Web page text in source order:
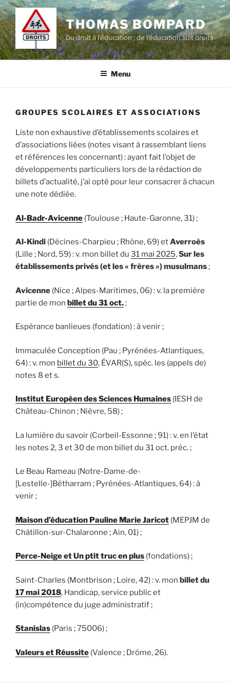
Aller
au
contenu
principal
THOMAS BOMPARD
Du droit à l’éducation ; de l'éducation aux droits
Menu
GROUPES SCOLAIRES ET ASSOCIATIONS
Liste non exhaustive d’établissements scolaires et
d’associations liées (notes visant à rassemblant liens
et références les concernant) : ayant fait l’objet de
développements particuliers lors de la rédaction de
billets d’actualité, j’ai opté pour leur consacrer à chacun
une note dédiée.
Al-Badr-Avicenne (Toulouse ; Haute-Garonne, 31) ;
Al-Kindi (Décines-Charpieu ; Rhône, 69) etAverroès
(Lille ; Nord, 59) : v. mon billet du 31 mai 2025,Sur les
établissements privés (et les « frères ») musulmans;
Avicenne (Nice ; Alpes-Maritimes, 06) : v. la première
partie de mon billet du 31 oct.;
Espérance banlieues (fondation) : à venir ;
Immaculée Conception (Pau ; Pyrénées-Atlantiques,
64) : v. mon billet du 30, ÉVAR(S), spéc. les (appels de)
notes 8 et s.
Institut Européen des Sciences Humaines (IESH de
Château-Chinon ; Nièvre, 58) ;
La lumière du savoir (Corbeil-Essonne ; 91) : v. en l’état
les notes 2, 3 et 30 de mon billet du 31 oct. préc. ;
Le Beau Rameau (Notre-Dame-de-
[Lestelle-]Bétharram ; Pyrénées-Atlantiques, 64) : à
venir ;
Maison d’éducation Pauline Marie Jaricot (MEPJM de
Châtillon-sur-Chalaronne ; Ain, 01) ;
Perce-Neige et Un ptit truc en plus (fondations) ;
Saint-Charles (Montbrison ; Loire, 42) : v. mon billet du
17 mai 2018, Handicap, service public et
(in)compétence du juge administratif ;
Stanislas (Paris ; 75006) ;
Valeurs et Réussite (Valence ; Drôme, 26).